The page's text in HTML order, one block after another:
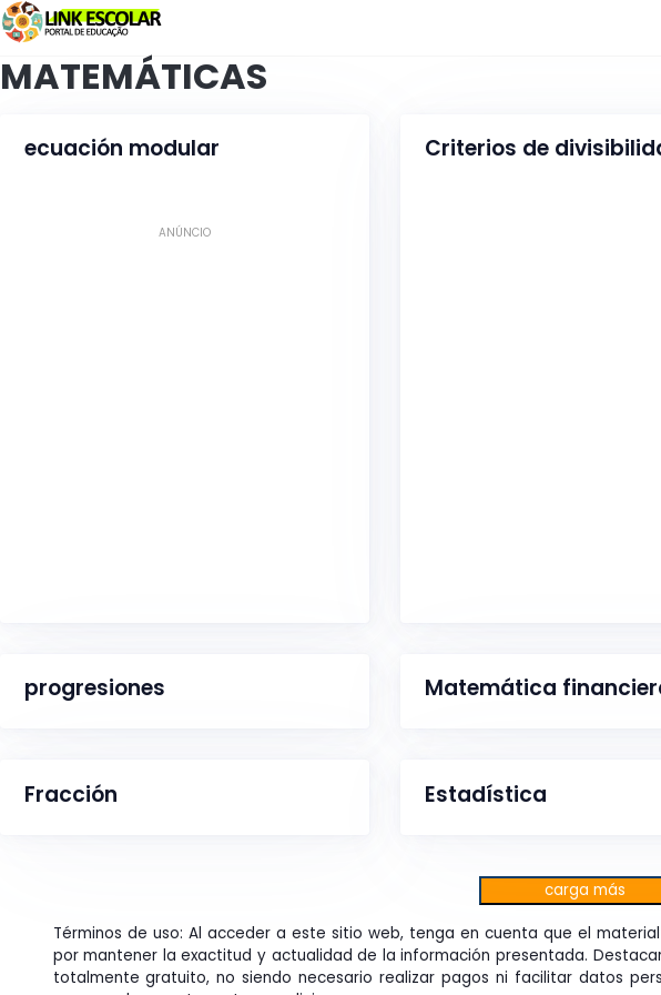
Enlace
MATEMÁTICAS
ecuación modular
ANÚNCIO
Criterios de
progresiones Matemática
Fracción Estadística
carga más
Términos de uso: Al acceder a este sitio web, tenga en cuenta que el
por mantener la exactitud y actualidad de la información presentada.
totalmente gratuito, no siendo necesario realizar pagos ni facilitar datos